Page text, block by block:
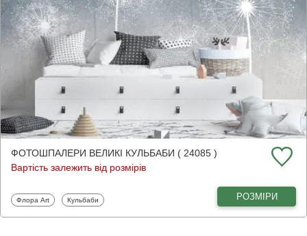
ФОТОШПАЛЕРИ ВЕЛИКІ КУЛЬБАБИ ( 24085 )
Вартість залежить від розмірів
Фотошпалери
Флора Art Фотошпалери
Кульбаби РОЗМІРИ